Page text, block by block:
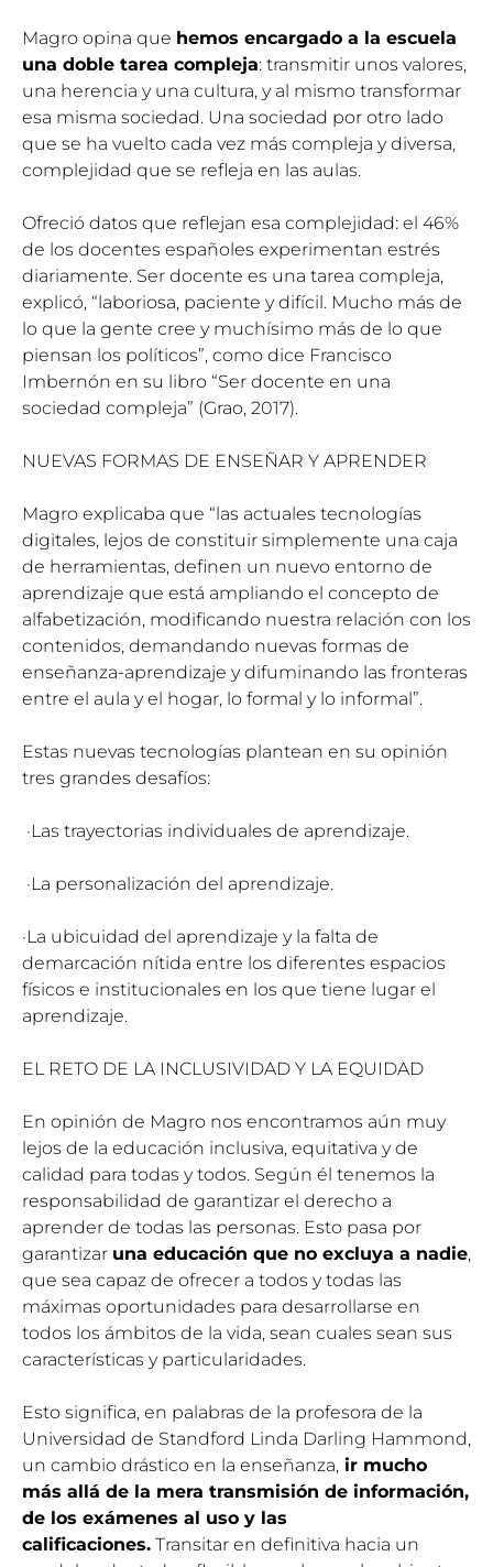
Magro opina que hemos encargado a la escuela
una doble tarea compleja: transmitir unos valores,
una herencia y una cultura, y al mismo transformar
esa misma sociedad. Una sociedad por otro lado
que se ha vuelto cada vez más compleja y diversa,
complejidad que se refleja en las aulas.
Ofreció datos que reflejan esa complejidad: el 46%
de los docentes españoles experimentan estrés
diariamente. Ser docente es una tarea compleja,
explicó, “laboriosa, paciente y difícil. Mucho más de
lo que la gente cree y muchísimo más de lo que
piensan los políticos”, como dice Francisco
Imbernón en su libro “Ser docente en una
sociedad compleja” (Grao, 2017).
NUEVAS FORMAS DE ENSEÑAR Y APRENDER
Magro explicaba que “las actuales tecnologías
digitales, lejos de constituir simplemente una caja
de herramientas, definen un nuevo entorno de
aprendizaje que está ampliando el concepto de
alfabetización, modificando nuestra relación con los
contenidos, demandando nuevas formas de
enseñanza-aprendizaje y difuminando las fronteras
entre el aula y el hogar, lo formal y lo informal”.
Estas nuevas tecnologías plantean en su opinión
tres grandes desafíos:
·Las trayectorias individuales de aprendizaje.
·La personalización del aprendizaje.
·La ubicuidad del aprendizaje y la falta de
demarcación nítida entre los diferentes espacios
físicos e institucionales en los que tiene lugar el
aprendizaje.
EL RETO DE LA INCLUSIVIDAD Y LA EQUIDAD
En opinión de Magro nos encontramos aún muy
lejos de la educación inclusiva, equitativa y de
calidad para todas y todos. Según él tenemos la
responsabilidad de garantizar el derecho a
aprender de todas las personas. Esto pasa por
garantizar una educación que no excluya a nadie,
que sea capaz de ofrecer a todos y todas las
máximas oportunidades para desarrollarse en
todos los ámbitos de la vida, sean cuales sean sus
características y particularidades.
Esto significa, en palabras de la profesora de la
Universidad de Standford Linda Darling Hammond,
un cambio drástico en la enseñanza, ir mucho
más allá de la mera transmisión de información,
de los exámenes al uso y las
calificaciones. Transitar en definitiva hacia un